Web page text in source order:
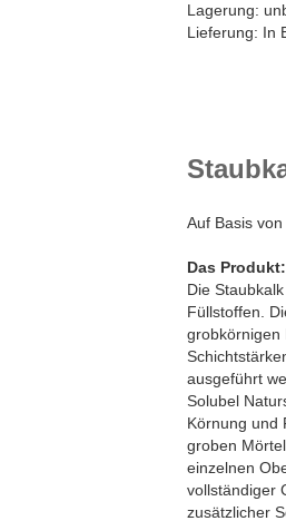
Lagerung:
Lieferung: In
Auf Basis
Das Produkt:
Die
Füllstoffen.
grobkörnigen
ausgeführt
Solubel
Körnung und
groben
einzelnen
vollständiger
zusätzlicher